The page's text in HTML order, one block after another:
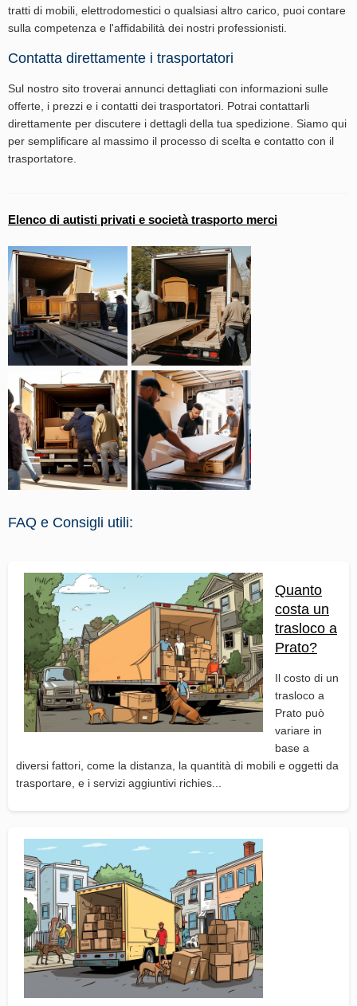
tratti di mobili, elettrodomestici o qualsiasi altro carico, puoi contare
sulla competenza e l'affidabilità dei nostri professionisti.
Contatta direttamente i trasportatori
Sul nostro sito troverai annunci dettagliati con informazioni sulle
offerte, i prezzi e i contatti dei trasportatori. Potrai contattarli
direttamente per discutere i dettagli della tua spedizione. Siamo qui
per semplificare al massimo il processo di scelta e contatto con il
trasportatore.
Elenco di autisti privati e società trasporto merci
FAQ e Consigli utili:
Quanto
costa un
trasloco a
Prato?
Il costo di un
trasloco a
Prato può
variare in
base a
diversi fattori, come la distanza, la quantità di mobili e oggetti da
trasportare, e i servizi aggiuntivi richies...